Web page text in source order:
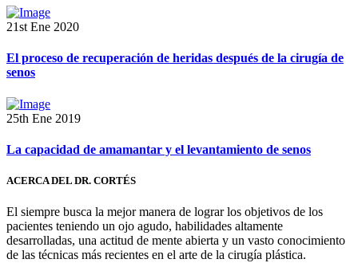
21st Ene 2020
El proceso de recuperación de heridas después de la cirugía de
senos
25th Ene 2019
La capacidad de amamantar y el levantamiento de senos
ACERCA DEL DR. CORTÉS
El siempre busca la mejor manera de lograr los objetivos de los
pacientes teniendo un ojo agudo, habilidades altamente
desarrolladas, una actitud de mente abierta y un vasto conocimiento
de las técnicas más recientes en el arte de la cirugía plástica.